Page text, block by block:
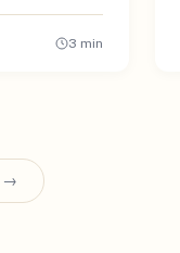
3 min
→